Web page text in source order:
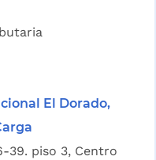
El Dorado,
39. piso 3, Centro